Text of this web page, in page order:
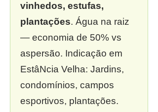
vinhedos, estufas,
plantações. Água na raiz
— economia de 50% vs
aspersão. Indicação em
EstâNcia Velha: Jardins,
condomínios, campos
esportivos, plantações.